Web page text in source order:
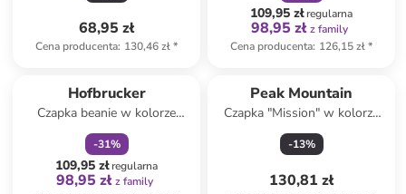
68,95 zł
Cena producenta: 130,46 zł*
109,95 złregularna
98,95 zł z family
Cena producenta: 126,15 zł*
Hofbrucker
Czapka beanie w kolorze
miętowym
-31%
109,95 złregularna
98,95 zł z family
Peak Mountain
Czapka "Mission" w kolorze
błękitno-czarnym
-13%
130,81 zł